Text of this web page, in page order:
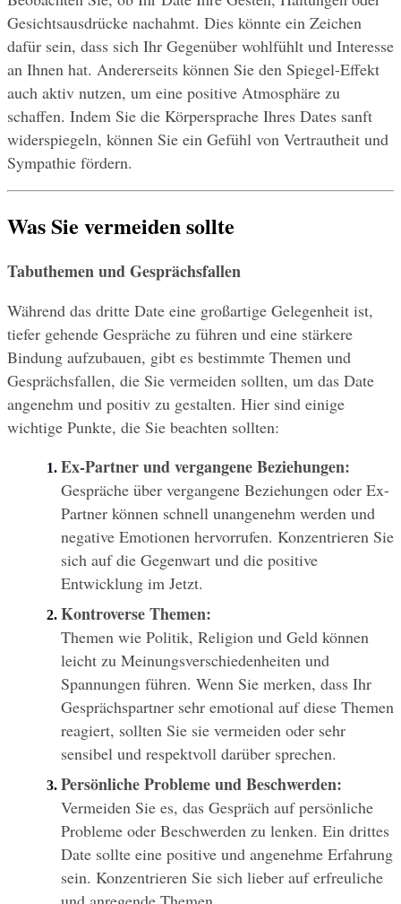
Gesichtsausdrücke nachahmt. Dies könnte ein Zeichen
dafür sein, dass sich Ihr Gegenüber wohlfühlt und Interesse
an Ihnen hat. Andererseits können Sie den Spiegel-Effekt
auch aktiv nutzen, um eine positive Atmosphäre zu
schaffen. Indem Sie die Körpersprache Ihres Dates sanft
widerspiegeln, können Sie ein Gefühl von Vertrautheit und
Sympathie fördern.
Was Sie vermeiden sollte
Tabuthemen und Gesprächsfallen
Während das dritte Date eine großartige Gelegenheit ist,
tiefer gehende Gespräche zu führen und eine stärkere
Bindung aufzubauen, gibt es bestimmte Themen und
Gesprächsfallen, die Sie vermeiden sollten, um das Date
angenehm und positiv zu gestalten. Hier sind einige
wichtige Punkte, die Sie beachten sollten:
Ex-Partner und vergangene Beziehungen:
Gespräche über vergangene Beziehungen oder Ex-
Partner können schnell unangenehm werden und
negative Emotionen hervorrufen. Konzentrieren Sie
sich auf die Gegenwart und die positive
Entwicklung im Jetzt.
Kontroverse Themen:
Themen wie Politik, Religion und Geld können
leicht zu Meinungsverschiedenheiten und
Spannungen führen. Wenn Sie merken, dass Ihr
Gesprächspartner sehr emotional auf diese Themen
reagiert, sollten Sie sie vermeiden oder sehr
sensibel und respektvoll darüber sprechen.
Persönliche Probleme und Beschwerden:
Vermeiden Sie es, das Gespräch auf persönliche
Probleme oder Beschwerden zu lenken. Ein drittes
Date sollte eine positive und angenehme Erfahrung
sein. Konzentrieren Sie sich lieber auf erfreuliche